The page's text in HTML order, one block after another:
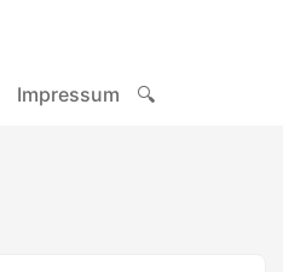
Impressum 🔍